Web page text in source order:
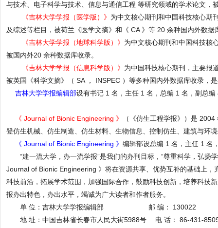
与技术、电子科学与技术、信息与通信工程 等研究领域的学术论文
《吉林大学学报（医学版）》 为中文核心期刊和中国科技核心期
及综述等栏目，被荷兰《医学文摘》和《 CA 》等 20 余种国内外数据
《吉林大学学报（地球科学版）》 为中文核心期刊和中国科技核
被国内外20 余种数据库收录。
《吉林大学学报（信息科学版）》 为中国科技核心期刊，主要报
被英国《科学文摘》（ SA ， INSPEC ）等多种国内外数据库收录，
吉林大学学报编辑部设有书记 1 名，主任 1 名，总编 1 名，副总
《 Journal of Bionic Engineering 》
（《仿生工程学报》）是
登仿生机械、仿生制造、仿生材料、生物信息、控制仿生、建筑与环
《 Journal of Bionic Engineering 》 编辑部设总编 1 名，主任 1 名
“建一流大学，办一流学报”是我们的办刊目标，“尊重科学，弘
Journal of Bionic Engineering 》 将在资源共享、优势互补的基础上，
科技前沿，拓展学术范围，加强国际合作，鼓励科技创新，培养科技
报办出特色，办出水平，竭诚为广大读者和作者服务。
单 位：吉林大学学报编辑部
邮 编： 130022
地 址：中国吉林省长春市人民大街5988号
电 话： 86-431-